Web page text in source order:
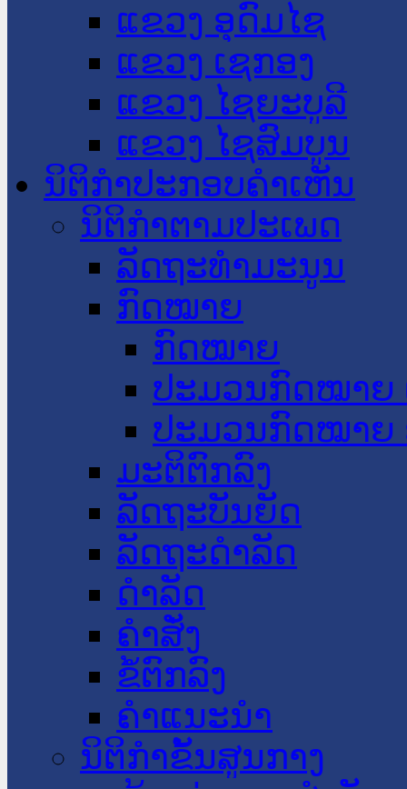
ແຂວງ ອຸດົມໄຊ
ແຂວງ ເຊກອງ
ແຂວງ ໄຊຍະບູລີ
ແຂວງ ໄຊສົມບູນ
ນິຕິກໍາປະກອບຄໍາເຫັນ
ນິຕິກໍາຕາມປະເພດ
ລັດຖະທໍາມະນູນ
ກົດໝາຍ
ກົດໝາຍ
ປະມວນກົດໝາຍ
ປະມວນກົດໝາຍ
ມະຕິຕົກລົງ
ລັດຖະບັນຍັດ
ລັດຖະດໍາລັດ
ດໍາລັດ
ຄໍາສັ່ງ
ຂໍ້ຕົກລົງ
ຄໍາແນະນໍາ
ນິຕິກຳຂັ້ນສູນກາງ